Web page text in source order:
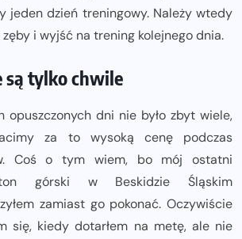
jeden dzień treningowy. Należy wtedy
i wyjść na trening kolejnego dnia.
są tylko chwile
opuszczonych dni nie było zbyt wiele,
za to wysoką cenę podczas
Coś o tym wiem, bo mój ostatni
górski w Beskidzie Śląskim
zamiast go pokonać. Oczywiście
się, kiedy dotarłem na metę, ale nie